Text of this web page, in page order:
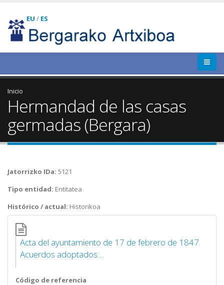
EU / ES
Inicio
Hermandad de las casas
germadas (Bergara)
Jatorrizko IDa: 5121
Tipo entidad: Entitatea
Histórico / actual: Historikoa
Acta del ayuntamiento de 17 de febrero de 1847.
Acuerdos adoptados:...
Código de referencia